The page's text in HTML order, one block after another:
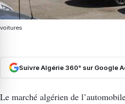
voitures
Suivre Algérie 360° sur Google
Le marché algérien de